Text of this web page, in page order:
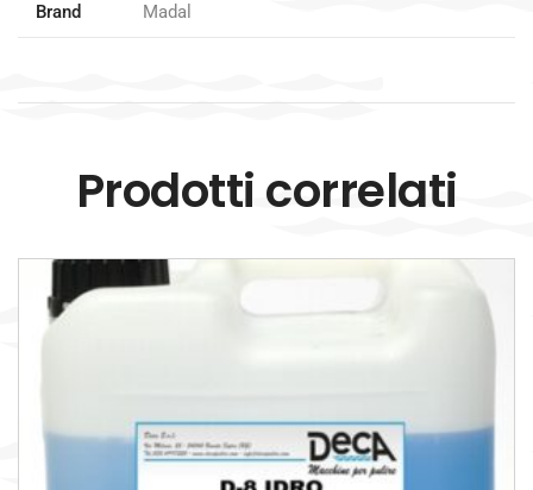
Brand Madal
Prodotti correlati